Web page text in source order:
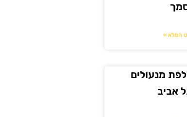
המלא »
מנעולים
אביב